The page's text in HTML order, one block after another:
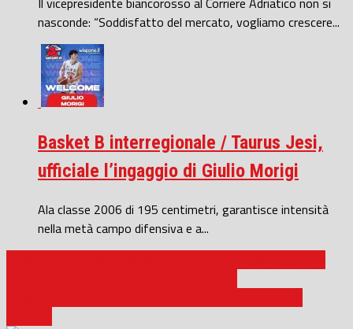
nasconde: “Soddisfatto del mercato, vogliamo crescere...
Basket B interregionale / Taurus Jesi,
ufficiale l’ingaggio di Giulio Morigi
Ala classe 2006 di 195 centimetri, garantisce intensità
nella metà campo difensiva e a...